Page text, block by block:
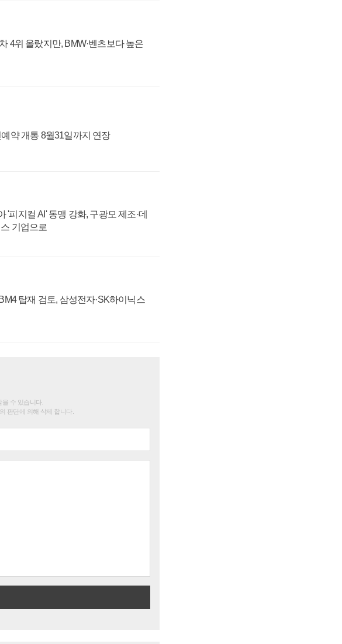
4위 올랐지만, BMW·벤츠보다 높은
약 개통 8월31일까지 연장
'피지컬 AI' 동맹 강화, 구광모 제조·데
기업으로
탑재 검토, 삼성전자·SK하이닉스
수 있습니다.
판단에 의해 삭제 합니다.